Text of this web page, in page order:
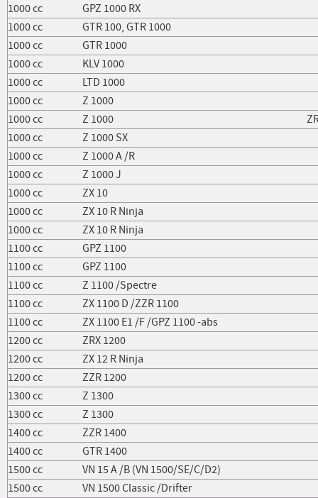
1000 cc
GPZ 1000 RX
1000 cc
GTR 100, GTR 1000
1000 cc
GTR 1000
1000 cc
KLV 1000
1000 cc
LTD 1000
1000 cc
Z 1000
1000 cc
Z 1000
1000 cc
Z 1000 SX
1000 cc
Z 1000 A /R
1000 cc
Z 1000 J
1000 cc
ZX 10
1000 cc
ZX 10 R Ninja
1000 cc
ZX 10 R Ninja
1100 cc
GPZ 1100
1100 cc
GPZ 1100
1100 cc
Z 1100 /Spectre
1100 cc
ZX 1100 D /ZZR 1100
1100 cc
ZX 1100 E1 /F /GPZ 1100 -abs
1200 cc
ZRX 1200
1200 cc
ZX 12 R Ninja
1200 cc
ZZR 1200
1300 cc
Z 1300
1300 cc
Z 1300
1400 cc
ZZR 1400
1400 cc
GTR 1400
1500 cc
VN 15 A /B (VN 1500/SE/C/D2)
1500 cc
VN 1500 Classic /Drifter